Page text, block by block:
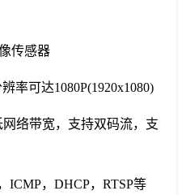
传感器
率可达1080P(1920x1080)
络带宽，支持双码流，支
ICMP，DHCP，RTSP等